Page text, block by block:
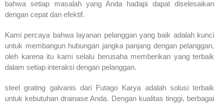
bahwa setiap masalah yang Anda hadapi dapat diselesaikan
dengan cepat dan efektif.
Kami percaya bahwa layanan pelanggan yang baik adalah kunci
untuk membangun hubungan jangka panjang dengan pelanggan,
oleh karena itu kami selalu berusaha memberikan yang terbaik
dalam setiap interaksi dengan pelanggan.
steel grating galvanis dari Futago Karya adalah solusi terbaik
untuk kebutuhan drainase Anda. Dengan kualitas tinggi, berbagai